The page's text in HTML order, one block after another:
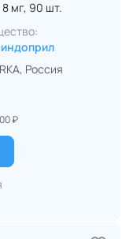
мг, 90 шт.
, Россия
₽